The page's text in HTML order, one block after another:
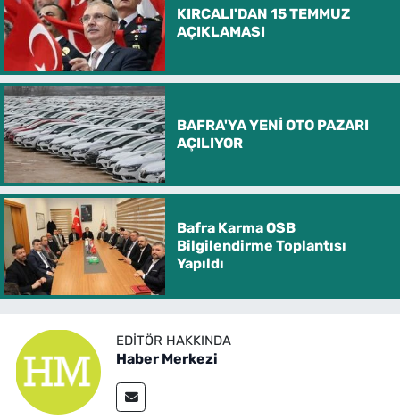
KIRCALI'DAN 15 TEMMUZ
AÇIKLAMASI
BAFRA'YA YENİ OTO PAZARI
AÇILIYOR
Bafra Karma OSB
Bilgilendirme Toplantısı
Yapıldı
EDITÖR HAKKINDA
Haber Merkezi